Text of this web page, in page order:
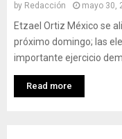
by Redacción mayo 30,
Etzael Ortiz México se
próximo domingo; las
importante ejercicio
Read more